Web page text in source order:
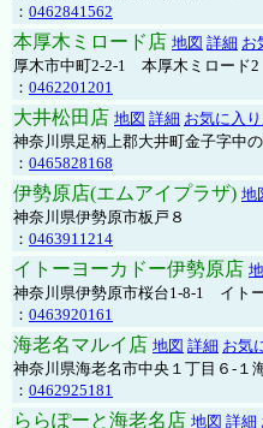
： 0462841562
本厚木ミロード店 地図 詳細 お
厚木市中町2-2-1 本厚木ミロード
： 0462201201
大井松田店 地図 詳細 お気に入
神奈川県足柄上郡大井町金子字中
： 0465828168
伊勢原店(エムアイプラザ) 地
神奈川県伊勢原市板戸８
： 0463911214
イトーヨーカドー伊勢原店
神奈川県伊勢原市桜台1-8-1 イト
： 0463920161
海老名マルイ店 地図 詳細 お気
神奈川県海老名市中央１丁目６-１
： 0462925181
ららぽーと海老名店 地図 詳細